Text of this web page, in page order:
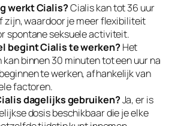
werkt Cialis?Cialis kan tot 36 uur
waardoor je meer flexibiliteit
spontane seksuele activiteit.
begint Cialis te werken?Het
kan binnen 30 minuten tot een uur na
te werken, afhankelijk van
factoren.
dagelijks gebruiken?Ja, er is
dosis beschikbaar die je elke